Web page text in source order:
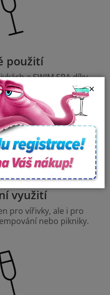
×
použití
a SWIM SPA díky
a elegantnímu
využití
pro vířivky, ale i pro
nebo pikniky.